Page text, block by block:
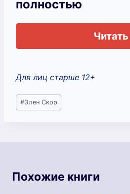
полностью
Читать
Для лиц старше 12+
Метки
записи:
#Элен Скор
Похожие книги